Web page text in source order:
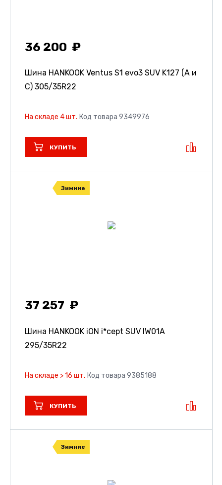
36 200
Шина HANKOOK Ventus S1 evo3 SUV K127 (A и
C) 305/35R22
На складе 4 шт. Код товара 9349976
КУПИТЬ
Зимние
37 257
Шина HANKOOK iON i*cept SUV IW01A
295/35R22
На складе > 16 шт. Код товара 9385188
КУПИТЬ
Зимние